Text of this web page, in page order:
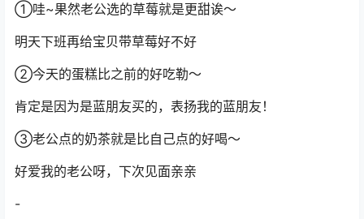
①哇~果然老公选的草莓就是更甜诶～
明天下班再给宝贝带草莓好不好
②今天的蛋糕比之前的好吃勒～
肯定是因为是蓝朋友买的，表扬我的蓝朋友！
③老公点的奶茶就是比自己点的好喝～
好爱我的老公呀，下次见面亲亲
-